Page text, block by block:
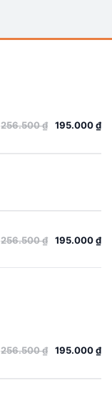
256.500₫ 195.000₫
256.500₫ 195.000₫
256.500₫ 195.000₫